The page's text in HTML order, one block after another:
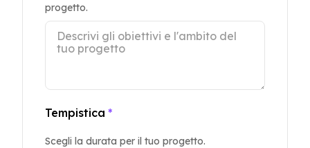
progetto.
Tempistica *
Scegli la durata per il tuo progetto.